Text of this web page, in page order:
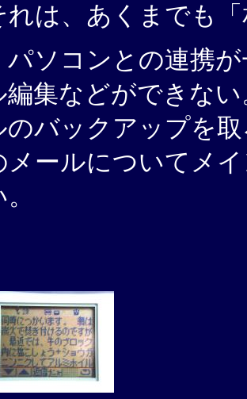
れは、あくまでも
パソコンとの連携
編集などができない
のバックアップを
メールについてメ